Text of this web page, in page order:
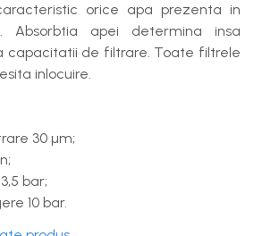
orice apa prezenta in
Absorbtia apei determina insa
capacitatii de filtrare. Toate filtrele
inlocuire.
30 µm;
bar;
10 bar.